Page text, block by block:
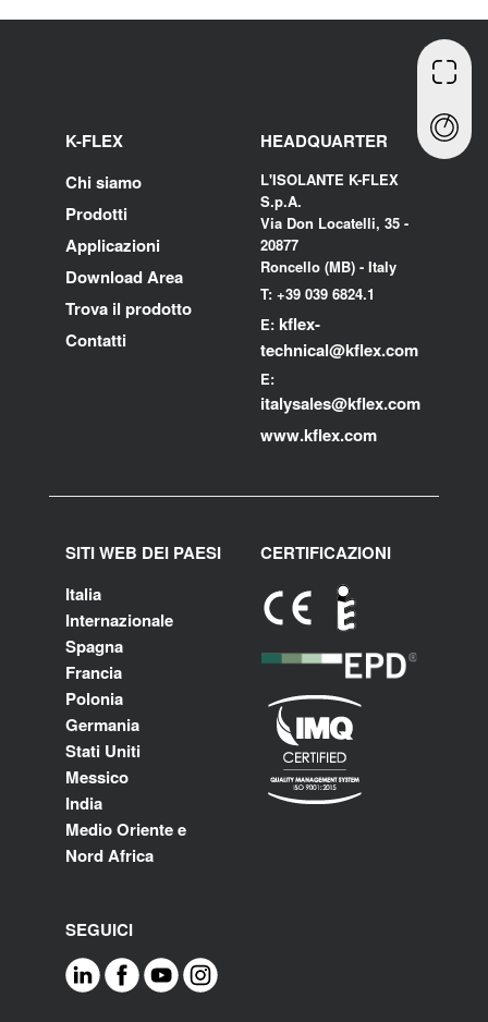
K-FLEX
Chi siamo
Prodotti
Applicazioni
Download Area
Trova il prodotto
Contatti
HEADQUARTER
L'ISOLANTE K-FLEX
S.p.A.
Via Don Locatelli, 35 -
20877
Roncello (MB) - Italy
T: +39 039 6824.1
E: kflex-
technical@kflex.com
E:
italysales@kflex.com
www.kflex.com
SITI WEB DEI PAESI
Italia
Internazionale
Spagna
Francia
Polonia
Germania
Stati Uniti
Messico
India
Medio Oriente e
Nord Africa
CERTIFICAZIONI
SEGUICI